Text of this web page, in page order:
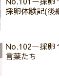
採卵体験記(後
No.102ー採
言葉たち